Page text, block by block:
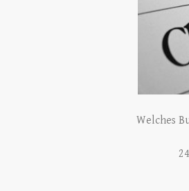
Welches